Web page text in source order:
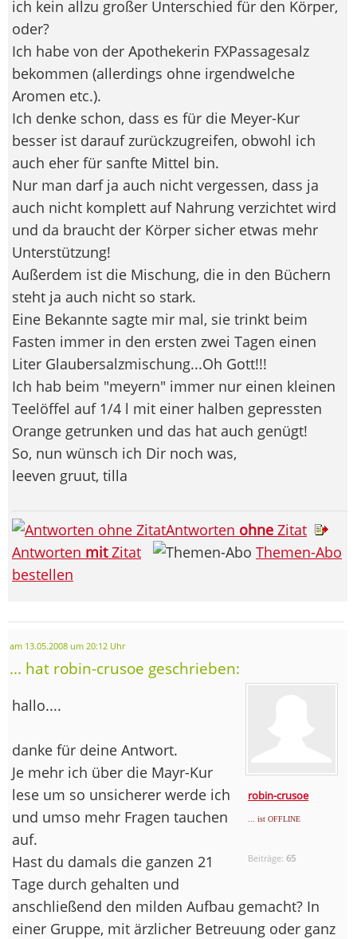
ich kein allzu großer Unterschied für den Körper,
oder?
Ich habe von der Apothekerin FXPassagesalz
bekommen (allerdings ohne irgendwelche
Aromen etc.).
Ich denke schon, dass es für die Meyer-Kur
besser ist darauf zurückzugreifen, obwohl ich
auch eher für sanfte Mittel bin.
Nur man darf ja auch nicht vergessen, dass ja
auch nicht komplett auf Nahrung verzichtet wird
und da braucht der Körper sicher etwas mehr
Unterstützung!
Außerdem ist die Mischung, die in den Büchern
steht ja auch nicht so stark.
Eine Bekannte sagte mir mal, sie trinkt beim
Fasten immer in den ersten zwei Tagen einen
Liter Glaubersalzmischung...Oh Gott!!!
Ich hab beim "meyern" immer nur einen kleinen
Teelöffel auf 1/4 l mit einer halben gepressten
Orange getrunken und das hat auch genügt!
So, nun wünsch ich Dir noch was,
leeven gruut, tilla
Antworten ohne Zitat
Antworten mitZitat
Themen-Abo
bestellen
am 13.05.2008 um 20:12 Uhr
... hat robin-crusoe geschrieben:
robin-crusoe
... ist OFFLINE
Beiträge:65
hallo....
danke für deine Antwort.
Je mehr ich über die Mayr-Kur
lese um so unsicherer werde ich
und umso mehr Fragen tauchen
auf.
Hast du damals die ganzen 21
Tage durch gehalten und
anschließend den milden Aufbau gemacht? In
einer Gruppe, mit ärzlicher Betreuung oder ganz